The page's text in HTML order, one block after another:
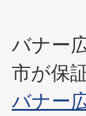
バナー
市が保
バナー